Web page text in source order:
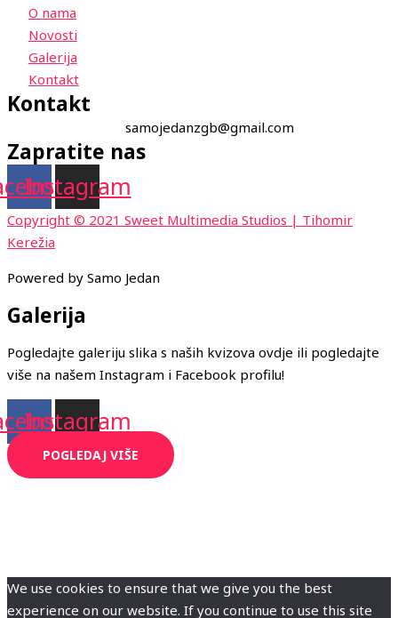
O nama
Novosti
Galerija
Kontakt
Kontakt
samojedanzgb@gmail.com
Zapratite nas
Instagram
Copyright © 2021 Sweet Multimedia Studios | Tihomir
Kerežia
Powered by Samo Jedan
Galerija
Pogledajte galeriju slika s naših kvizova ovdje ili pogledajte
više na našem Instagram i Facebook profilu!
Instagram
POGLEDAJ VIŠE
We use cookies to ensure that we give you the best
experience on our website. If you continue to use this site